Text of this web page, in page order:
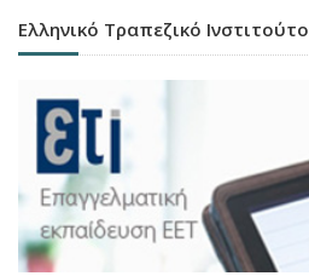
Ελληνικό Τραπεζικό Ινστιτούτο